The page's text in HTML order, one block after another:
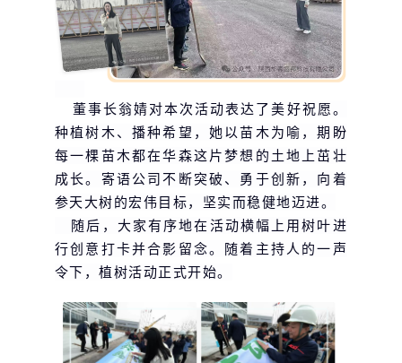
董事长翁婧对本次活动表达了美好祝愿。
种植树木、播种希望，她以苗木为喻，期盼
每一棵苗木都在华森这片梦想的土地上茁壮
成长。寄语公司不断突破、勇于创新，向着
参天大树的宏伟目标，坚实而稳健地迈进。
随后，大家有序地在活动横幅上用树叶进
行创意打卡并合影留念。随着主持人的一声
令下，植树活动正式开始。